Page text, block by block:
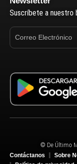
Suscríbete a nuestro
© De Último
Contáctanos
Sobre